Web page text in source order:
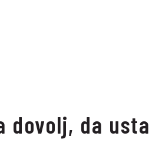
dovolj, da